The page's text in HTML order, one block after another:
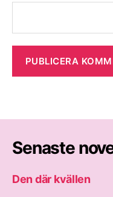
Senaste
Den där kvällen